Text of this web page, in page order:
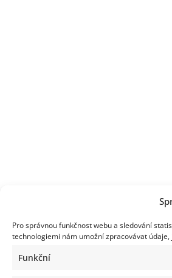
Pro správnou funkčnost webu a sledování
technologiemi nám umožní zpracovávat
Funkční